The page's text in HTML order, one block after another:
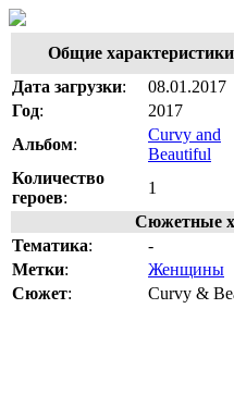
Общие характеристики
Дата загрузки: 08.01.2017
Год: 2017
Альбом:
Curvy and
Beautiful
Количество
героев:
1
Сюжетные
Тематика:
-
Метки:
Женщины
Сюжет: Curvy &